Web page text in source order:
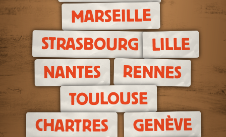
MARSEILLE
STRASBOURG LILLE
NANTES RENNES
TOULOUSE
CHARTRES GENÈVE